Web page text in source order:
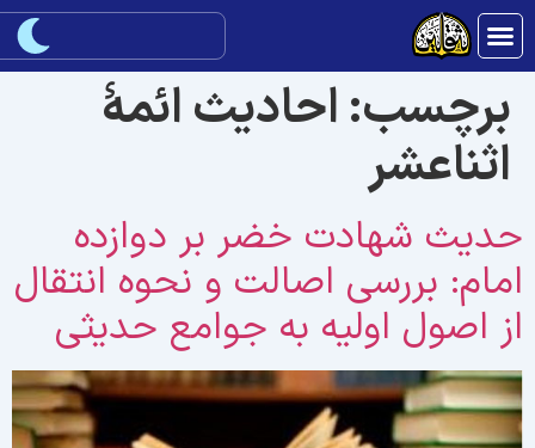
برچسب:احادیث ائمۀ
اثناعشر
شهادت خضر بر دوازده
بررسی اصالت و نحوه انتقال
اصول اوليه به جوامع حديثی